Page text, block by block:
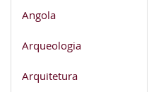
Angola
Arqueologia
Arquitetura